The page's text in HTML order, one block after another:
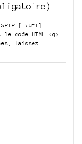
[->url]
le code HTML <q>
laissez